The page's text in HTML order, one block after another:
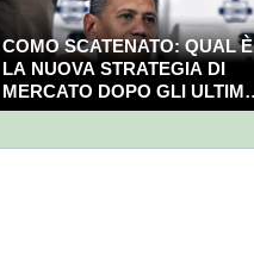
COMO SCATENATO: QUAL È
LA NUOVA STRATEGIA DI
MERCATO DOPO GLI ULTIMI
COLPI?